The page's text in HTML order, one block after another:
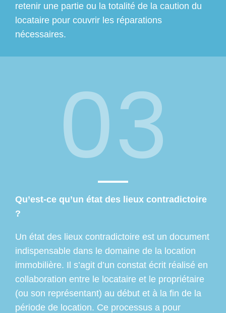
retenir une partie ou la totalité de la caution du
locataire pour couvrir les réparations
nécessaires.
03
Qu’est-ce qu’un état des lieux contradictoire
?
Un état des lieux contradictoire est un document
indispensable dans le domaine de la location
immobilière. Il s’agit d’un constat écrit réalisé en
collaboration entre le locataire et le propriétaire
(ou son représentant) au début et à la fin de la
période de location. Ce processus a pour